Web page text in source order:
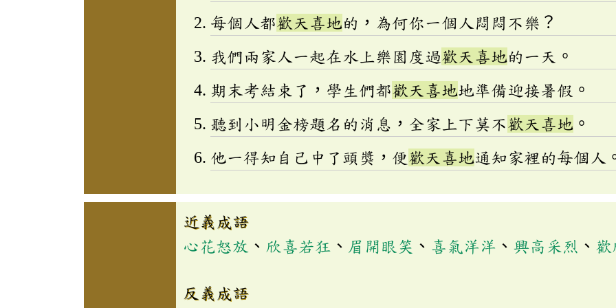
每個人都歡天喜地的，為何你一個人悶悶不樂？
我們兩家人一起在水上樂園度過歡天喜地的一天。
期末考結束了，學生們都歡天喜地地準備迎接暑假。
聽到小明金榜題名的消息，全家上下莫不歡天喜地 。
他一得知自己中了頭獎，便歡天喜地通知家裡的每個人
近義成語
心花怒放 、 欣喜若狂 、 眉開眼笑 、 喜氣洋洋 、 興高采烈 、 歡
反義成語